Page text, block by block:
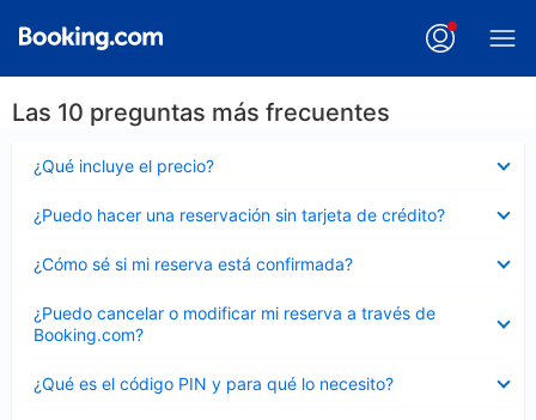
Las 10 preguntas más frecuentes
¿Qué incluye el precio?
cerrado
¿Puedo hacer una reservación sin tarjeta de crédito?
cerrado
¿Cómo sé si mi reserva está confirmada?
cerrado
¿Puedo cancelar o modificar mi reserva a través de
Booking.com?
cerrado
¿Qué es el código PIN y para qué lo necesito?
cerrado